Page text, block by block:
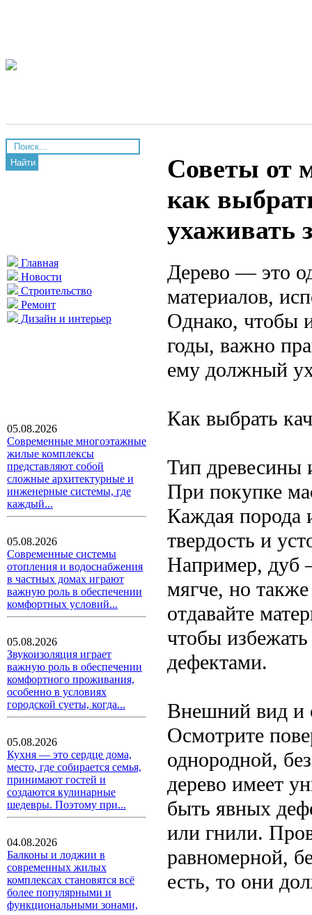
Найти
Главная
Новости
Строительство
Ремонт
Дизайн и интерьер
05.08.2026
Современные многоэтажные
жилые комплексы
представляют собой
сложные архитектурные и
инженерные системы, где
каждый...
05.08.2026
Современные системы
отопления и водоснабжения
в частных домах играют
важную роль в обеспечении
комфортных условий...
05.08.2026
Звукоизоляция играет
важную роль в обеспечении
комфортного проживания,
особенно в условиях
городской суеты, когда...
05.08.2026
Кухня — это сердце дома,
место, где собирается семья,
принимают гостей и
создаются кулинарные
шедевры. Поэтому при...
04.08.2026
Балконы и лоджии в
современных жилых
комплексах становятся всё
более популярными и
функциональными зонами,
Советы от
как
ухаживать
Дерево — это
материалов,
Однако, чтобы
годы, важно
ему должный
Как выбрать
Тип древесины
При покупке
Каждая порода
твердость и
Например, дуб
мягче, но
отдавайте
чтобы
дефектами.
Внешний вид и
Осмотрите
однородной,
дерево имеет
быть явных
или гнили.
равномерной,
есть, то они